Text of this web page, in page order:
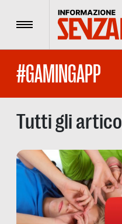
Menu
#GAMINGAPP
Tutti gli